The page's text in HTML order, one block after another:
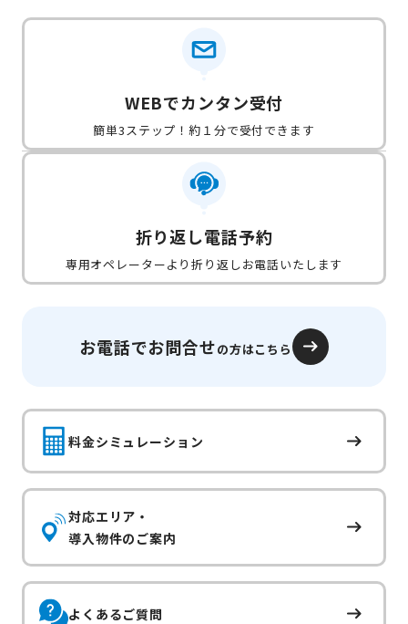
WEBでカンタン受付
簡単3ステップ！約１分で受付できます
折り返し電話予約
専用オペレーターより折り返しお電話いたします
お電話でお問合せの方はこちら
料金シミュレーション
対応エリア・
導入物件のご案内
よくあるご質問